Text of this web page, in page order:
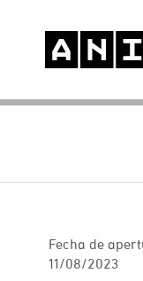
Fecha de
11/08/2023